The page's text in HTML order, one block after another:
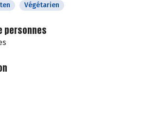
Végétarien
personnes